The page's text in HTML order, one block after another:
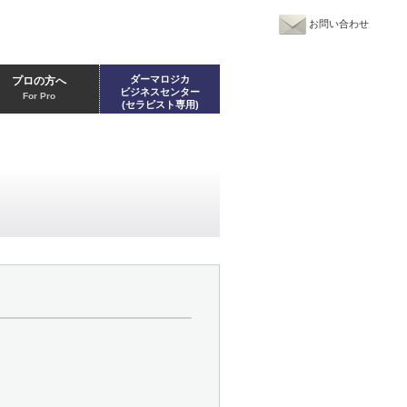
お問い合わせ
プロの方へ
For Pro
ダーマロジカ
ビジネスセンター
(セラピスト専用)